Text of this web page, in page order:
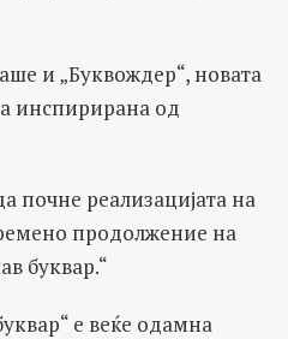
и „Буквождер“, новата
инспирирана од
почне реализацијата на
продолжение на
буквар.“
е веќе одамна